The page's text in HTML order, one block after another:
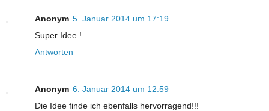
Anonym 5. Januar 2014 um 17:19
Super Idee !
Antworten
Anonym 6. Januar 2014 um 12:59
Die Idee finde ich ebenfalls hervorragend!!!